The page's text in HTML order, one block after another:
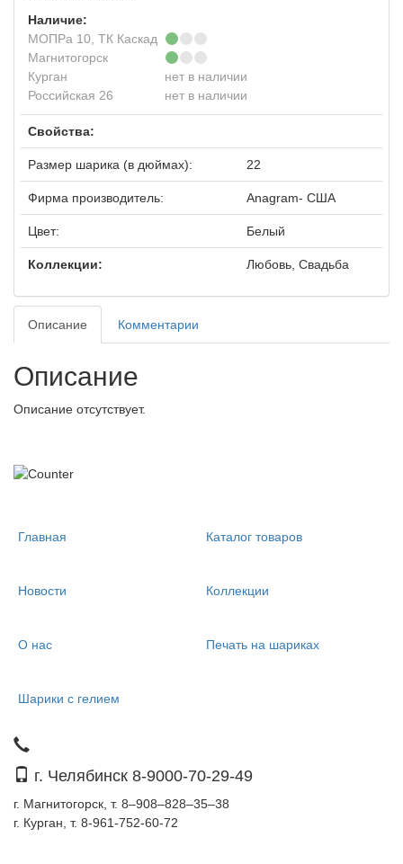
Наличие:
МОПРа 10, ТК Каскад
Магнитогорск
Курган
нет в наличии
Российская 26
нет в наличии
Свойства:
Размер шарика (в дюймах): 22
Фирма производитель: Anagram- США
Цвет: Белый
Коллекции: Любовь, Свадьба
Описание Комментарии
Описание
Описание отсутствует.
Главная Каталог товаров
Новости Коллекции
О нас Печать на шариках
Шарики с гелием
г. Челябинск 8-9000-70-29-49
г. Магнитогорск, т. 8–908–828–35–38
г. Курган, т. 8-961-752-60-72